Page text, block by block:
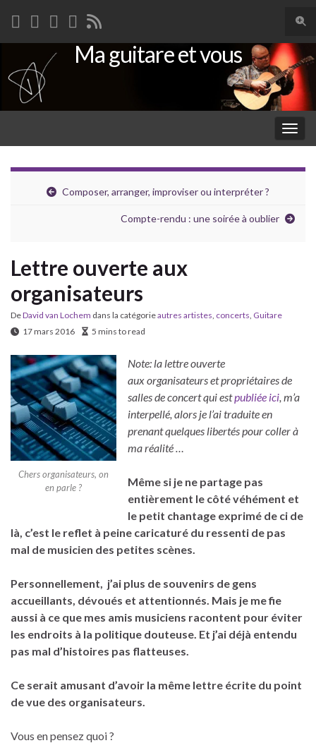
Search for:
Ma guitare et vous
Composer, arranger, improviser ou interpréter ?
Compte-rendu : une soirée à oublier
Lettre ouverte aux
organisateurs
DeDavid van Lochem dans la catégorieautres artistes concerts Guitare
17 mars 2016
5 mins to read
Chers organisateurs, on
en parle ?
Note: la lettre ouverte
aux organisateurs et propriétaires de
salles de concert qui estpubliée ici , m’a
interpellé, alors je l’ai traduite en
prenant quelques libertés pour coller à
ma réalité …
Même si je ne partage pas
entièrement le côté véhément et
le petit chantage exprimé de ci de
là, c’est le reflet à peine caricaturé du ressenti de pas
mal de musicien des petites scènes.
Personnellement, j’ai plus de souvenirs de gens
accueillants, dévoués et attentionnés. Mais je me fie
aussi à ce que mes amis musiciens racontent pour éviter
les endroits à la politique douteuse. Et j’ai déjà entendu
pas mal d’histoires pas flatteuses.
Ce serait amusant d’avoir la même lettre écrite du point
de vue des organisateurs.
Vous en pensez quoi ?